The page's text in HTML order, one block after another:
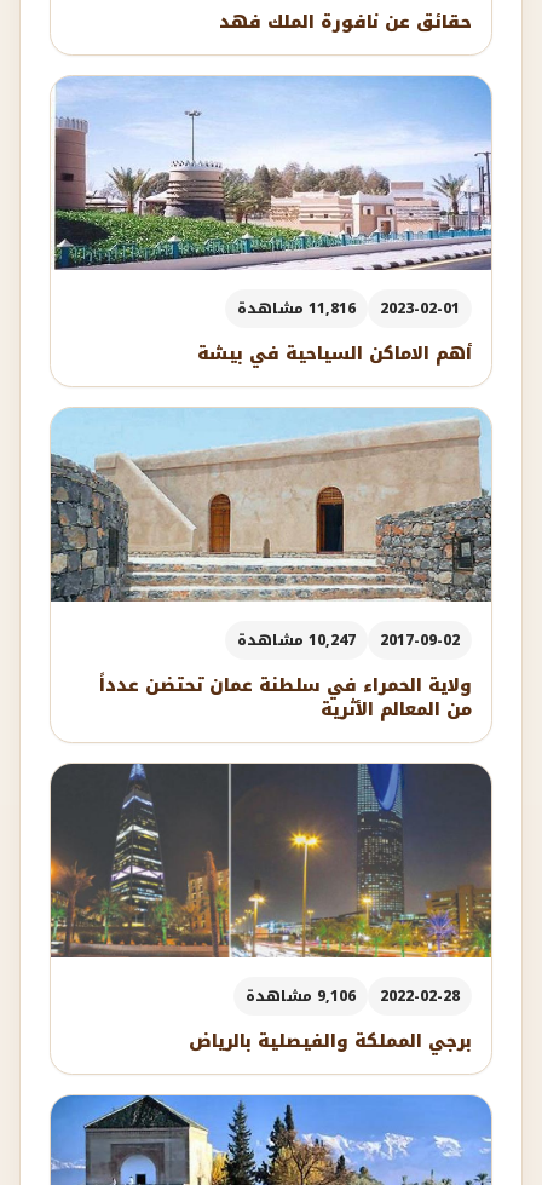
حقائق عن نافورة الملك فهد
2023-02-01 11,816 مشاهدة
أهم الاماكن السياحية في بيشة
2017-09-02 10,247 مشاهدة
ولاية الحمراء في سلطنة عمان تحتضن عدداً
من المعالم الأثرية
2022-02-28 9,106 مشاهدة
برجي المملكة والفيصلية بالرياض